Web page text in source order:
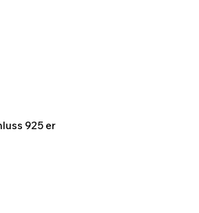
925 er